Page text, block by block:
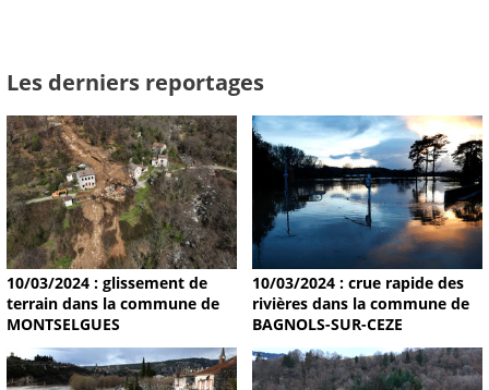
Les derniers reportages
10/03/2024 : glissement de
terrain dans la commune de
MONTSELGUES
10/03/2024 : crue rapide des
rivières dans la commune de
BAGNOLS-SUR-CEZE